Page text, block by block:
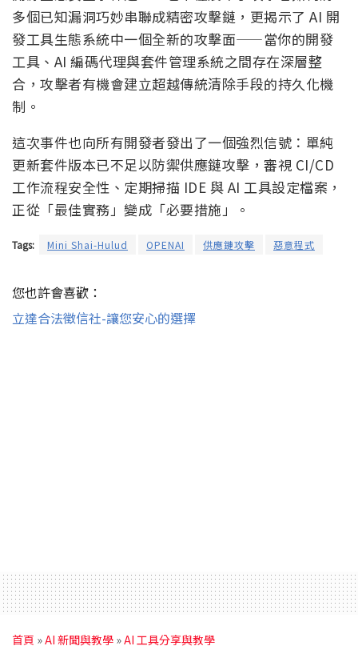
多個已知漏洞巧妙串聯成精密攻擊鏈，更揭示了 AI 開
發工具生態系統中一個全新的攻擊面——當你的開發
工具、AI 編碼代理與套件管理系統之間存在深層整
合，攻擊者有機會建立超越傳統清除手段的持久化機
制。
這次事件也向所有開發者發出了一個強烈信號：單純
更新套件版本已不足以防禦供應鏈攻擊，審視 CI/CD
工作流程安全性、定期掃描 IDE 與 AI 工具設定檔案，
正從「最佳實務」變成「必要措施」。
Tags: Mini Shai-Hulud OPENAI 供應鏈攻擊 惡意程式
您也許會喜歡：
立達合法徵信社-讓您安心的選擇
首頁 »AI 新聞與教學 »AI 工具分享與教學